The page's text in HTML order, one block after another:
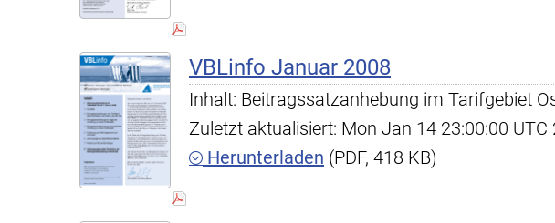
VBLinfo Januar 2008
Inhalt: Beitragssatzanhebung im Tarifgebiet
Zuletzt aktualisiert: Mon Jan 14 23:00:00 UTC
Herunterladen (PDF, 418 KB)